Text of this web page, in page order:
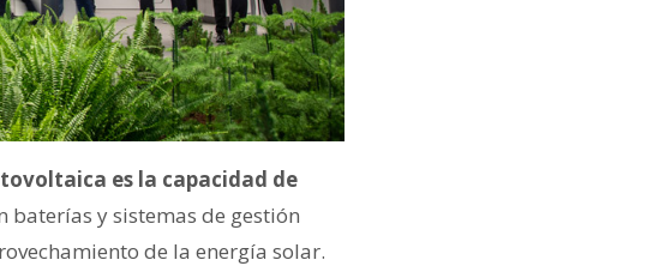
es la capacidad de
baterías y sistemas de gestión
de la energía solar.